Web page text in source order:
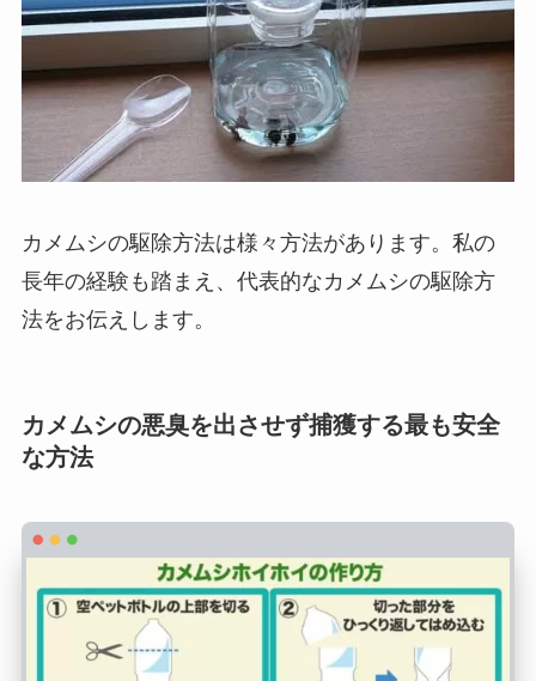
カメムシの駆除方法は様々方法があります。私の
長年の経験も踏まえ、代表的なカメムシの駆除方
法をお伝えします。
カメムシの悪臭を出させず捕獲する最も安全
な方法